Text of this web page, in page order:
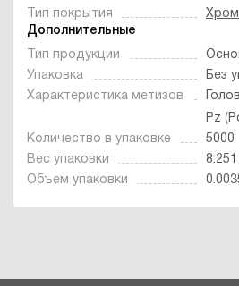
Тип покрытия
Дополнительные
Тип продукции
Упаковка
Без
Характеристика метизов
Pz
Количество в упаковке
5000
Вес упаковки
8.251
Объем упаковки